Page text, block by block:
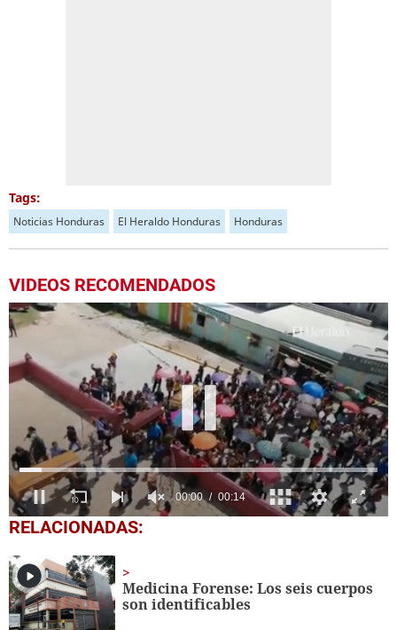
Tags:
Noticias Honduras El Heraldo Honduras Honduras
VIDEOS RECOMENDADOS
0
seconds
14
seconds
RELACIONADAS:
Medicina Forense: Los seis cuerpos
son identificables